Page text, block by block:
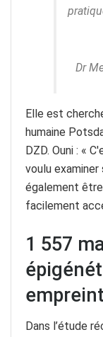
Dr
Elle est
humaine
DZD. Ouni : «
voulu
également
facilement
1 557
Dans l’étude